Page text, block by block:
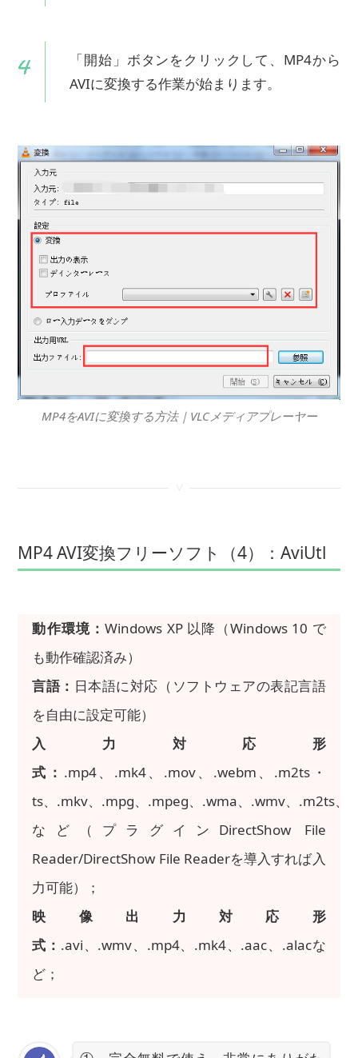
「開始」ボタンをクリックして、MP4から
AVIに変換する作業が始まります。
MP4をAVIに変換する方法｜VLCメディアプレーヤー
MP4 AVI変換フリーソフト（4）：AviUtl
動作環境：Windows XP 以降（Windows 10 で
も動作確認済み）
言語： 日本語に対応（ソフトウェアの表記言語
を自由に設定可能）
入力対応形
式： .mp4、.mk4、.mov、.webm、.m2ts・
ts、.mkv、.mpg、.mpeg、.wma、.wmv、.m2ts、
など（プラグインDirectShow File
Reader/DirectShow File Readerを導入すれば入
力可能）；
映像出力対応形
式： .avi、.wmv、.mp4、.mk4、.aac、.alacな
ど；